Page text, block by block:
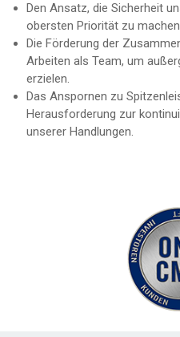
Den Ansatz, die Sicherheit
obersten Priorität zu
Die Förderung der
Arbeiten als Team, um
erzielen.
Das Anspornen zu
Herausforderung zur
unserer Handlungen.